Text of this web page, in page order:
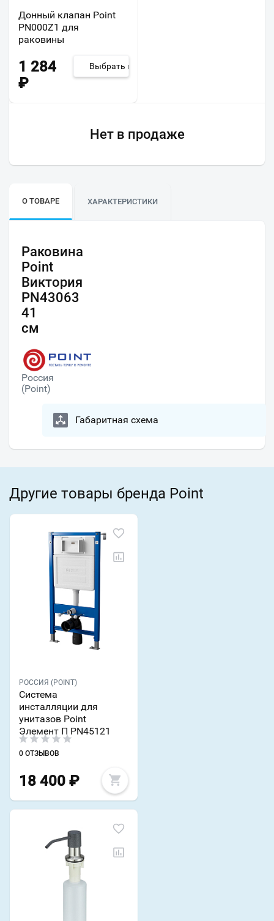
Донный клапан Point
PN000Z1 для
раковины
1 284
₽
Выбрать из 4
Нет в продаже
О ТОВАРЕ ХАРАКТЕРИСТИКИ
Раковина
Point
Виктория
PN43063
41
см
Россия
(Point)
Габаритная схема
Другие товары бренда Point
РОССИЯ (POINT)
Система
инсталляции для
унитазов Point
Элемент П PN45121
0 ОТЗЫВОВ
18 400 ₽